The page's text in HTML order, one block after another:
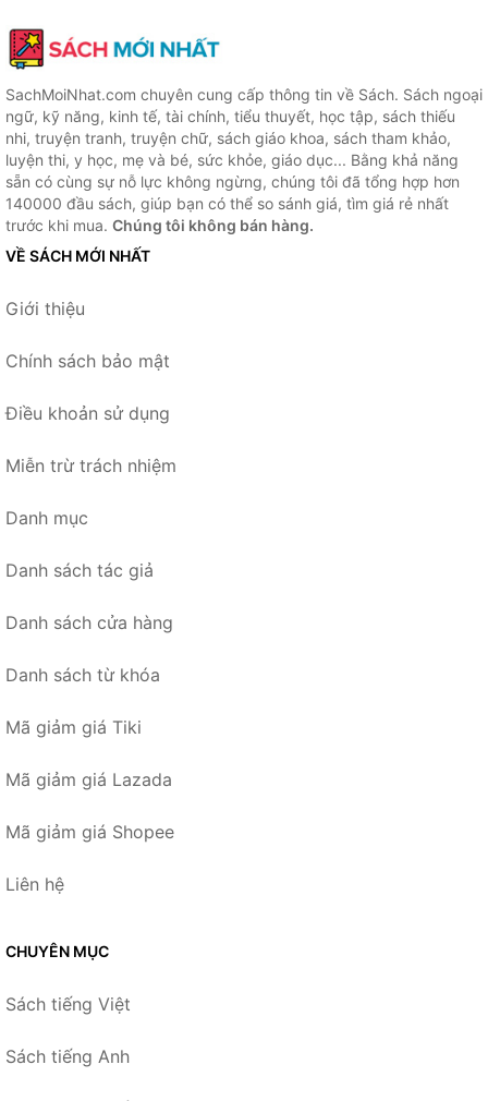
SachMoiNhat.com chuyên cung cấp thông tin về Sách. Sách ngoại
ngữ, kỹ năng, kinh tế, tài chính, tiểu thuyết, học tập, sách thiếu
nhi, truyện tranh, truyện chữ, sách giáo khoa, sách tham khảo,
luyện thi, y học, mẹ và bé, sức khỏe, giáo dục... Bằng khả năng
sẵn có cùng sự nỗ lực không ngừng, chúng tôi đã tổng hợp hơn
140000 đầu sách, giúp bạn có thể so sánh giá, tìm giá rẻ nhất
trước khi mua. Chúng tôi không bán hàng.
VỀ SÁCH MỚI NHẤT
Giới thiệu
Chính sách bảo mật
Điều khoản sử dụng
Miễn trừ trách nhiệm
Danh mục
Danh sách tác giả
Danh sách cửa hàng
Danh sách từ khóa
Mã giảm giá Tiki
Mã giảm giá Lazada
Mã giảm giá Shopee
Liên hệ
CHUYÊN MỤC
Sách tiếng Việt
Sách tiếng Anh